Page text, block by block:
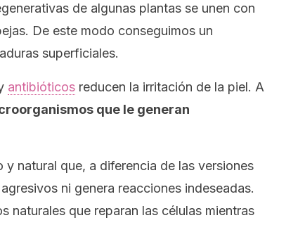
de algunas plantas se unen con
De este modo conseguimos un
superficiales.
antibióticos reducen la irritación de la piel. A
que le generan
natural que, a diferencia de las versiones
agresivos ni genera reacciones indeseadas.
naturales que reparan las células mientras